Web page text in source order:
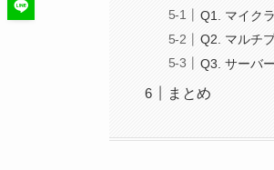
Q1. マイク
Q2. マルチ
Q3. サーバ
まとめ